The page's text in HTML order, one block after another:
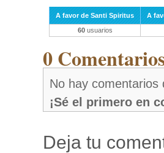
A favor de Santi Spiritus
A
60usuarios
0
No hay comentarios
¡Sé el primero en
Deja tu